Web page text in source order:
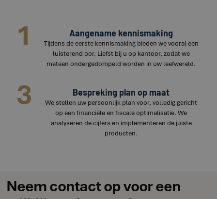
1 Aangename kennismaking
Tijdens de eerste kennismaking bieden we vooral een
luisterend oor. Liefst bij u op kantoor, zodat we
meteen ondergedompeld worden in uw leefwereld.
3 Bespreking plan op maat
We stellen uw persoonlijk plan voor, volledig gericht
op een financiële en fiscale optimalisatie. We
analyseren de cijfers en implementeren de juiste
producten.
Neem contact op voor een